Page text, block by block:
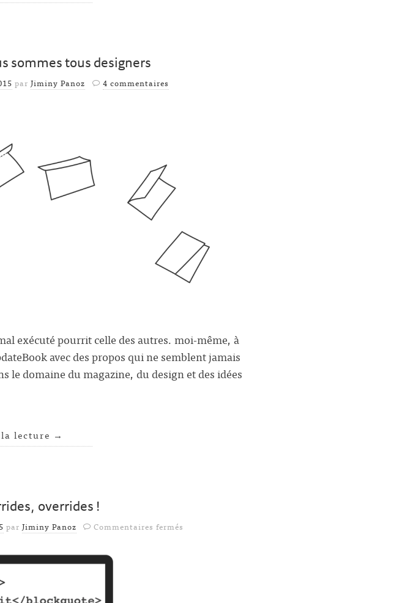
sommes tous designers
parJiminy Panoz 4 commentaires
exécuté pourrit celle des autres. moi-même, à
avec des propos qui ne semblent jamais
le domaine du magazine, du design et des idées
lecture →
overrides !
par Jiminy Panoz Commentaires fermés